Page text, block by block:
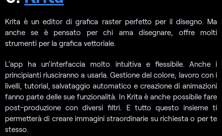
Krita è un editor di grafica raster perfetto per il disegno. Ma
anche se è pensato per chi ama disegnare, offre molti
strumenti per la grafica vettoriale.
L’app ha un’interfaccia molto intuitiva e flessibile. Anche i
principianti riusciranno a usarla. Gestione del colore, lavoro con i
livelli, tutorial, salvataggio automatico e creazione di animazioni
fanno parte delle sue funzionalità. In Krita è anche possibile fare
post-produzione con diversi filtri. E tutto questo insieme ti
permetterà di creare immagini straordinarie su richiesta o per te
stesso.